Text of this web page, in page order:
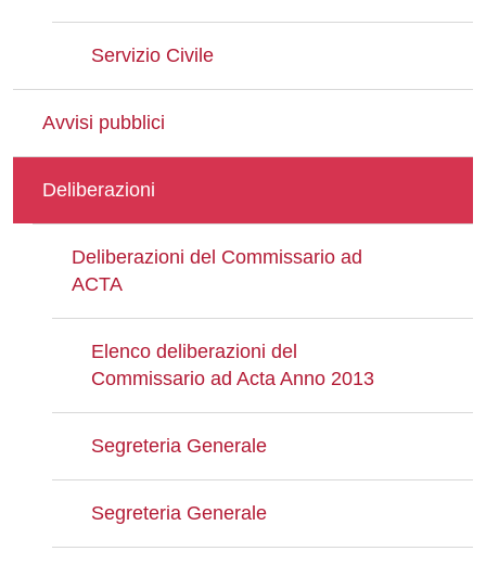
Servizio Civile
Avvisi pubblici
Deliberazioni
Deliberazioni del Commissario ad
ACTA
Elenco deliberazioni del
Commissario ad Acta Anno 2013
Segreteria Generale
Segreteria Generale